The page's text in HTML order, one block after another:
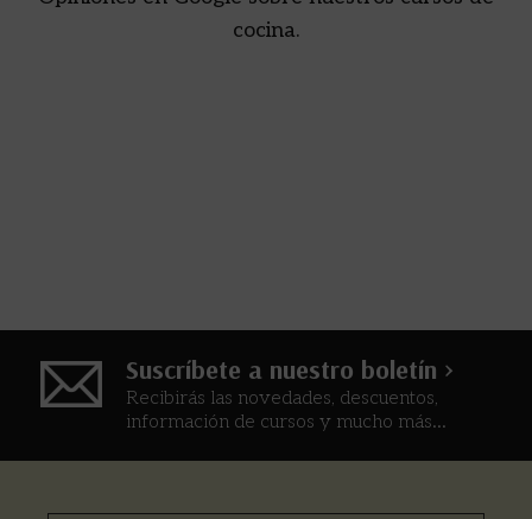
cocina.
Suscríbete a nuestro boletín >
Recibirás las novedades, descuentos,
información de cursos y mucho más...